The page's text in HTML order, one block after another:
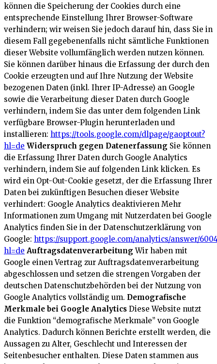
können die Speicherung der Cookies durch eine
entsprechende Einstellung Ihrer Browser-Software
verhindern; wir weisen Sie jedoch darauf hin, dass Sie in
diesem Fall gegebenenfalls nicht sämtliche Funktionen
dieser Website vollumfänglich werden nutzen können.
Sie können darüber hinaus die Erfassung der durch den
Cookie erzeugten und auf Ihre Nutzung der Website
bezogenen Daten (inkl. Ihrer IP-Adresse) an Google
sowie die Verarbeitung dieser Daten durch Google
verhindern, indem Sie das unter dem folgenden Link
verfügbare Browser-Plugin herunterladen und
installieren: https://tools.google.com/dlpage/gaoptout?
hl=de Widerspruch gegen Datenerfassung Sie können
die Erfassung Ihrer Daten durch Google Analytics
verhindern, indem Sie auf folgenden Link klicken. Es
wird ein Opt-Out-Cookie gesetzt, der die Erfassung Ihrer
Daten bei zukünftigen Besuchen dieser Website
verhindert: Google Analytics deaktivieren Mehr
Informationen zum Umgang mit Nutzerdaten bei Google
Analytics finden Sie in der Datenschutzerklärung von
Google: https://support.google.com/analytics/answer/
hl=de Auftragsdatenverarbeitung Wir haben mit
Google einen Vertrag zur Auftragsdatenverarbeitung
abgeschlossen und setzen die strengen Vorgaben der
deutschen Datenschutzbehörden bei der Nutzung von
Google Analytics vollständig um. Demografische
Merkmale bei Google Analytics Diese Website nutzt
die Funktion “demografische Merkmale” von Google
Analytics. Dadurch können Berichte erstellt werden, die
Aussagen zu Alter, Geschlecht und Interessen der
Seitenbesucher enthalten. Diese Daten stammen aus